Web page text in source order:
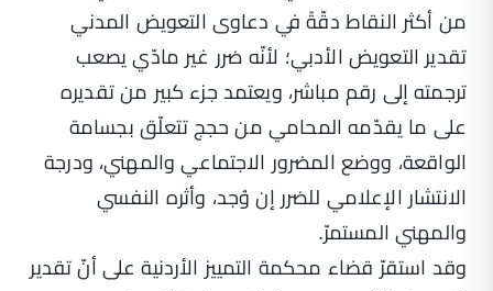
من أكثر النقاط دقّةً في دعاوى التعويض المدني
تقدير التعويض الأدبي؛ لأنّه ضرر غير مادّي يصعب
ترجمته إلى رقم مباشر، ويعتمد جزء كبير من تقديره
على ما يقدّمه المحامي من حجج تتعلّق بجسامة
الواقعة، ووضع المضرور الاجتماعي والمهني، ودرجة
الانتشار الإعلامي للضرر إن وُجد، وأثره النفسي
والمهني المستمرّ.
وقد استقرّ قضاء محكمة التمييز الأردنية على أنّ تقدير